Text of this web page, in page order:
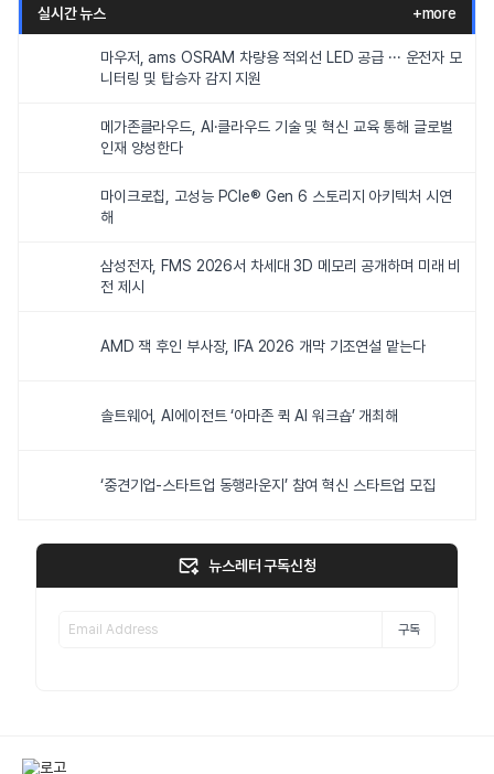
실시간 뉴스 +more
마우저, ams OSRAM 차량용 적외선 LED 공급 ··· 운전자 모
니터링 및 탑승자 감지 지원
메가존클라우드, AI·클라우드 기술 및 혁신 교육 통해 글로벌
인재 양성한다
마이크로칩, 고성능 PCIe® Gen 6 스토리지 아키텍처 시연
해
삼성전자, FMS 2026서 차세대 3D 메모리 공개하며 미래 비
전 제시
AMD 잭 후인 부사장, IFA 2026 개막 기조연설 맡는다
솔트웨어, AI에이전트 ‘아마존 퀵 AI 워크숍’ 개최해
‘중견기업-스타트업 동행라운지’ 참여 혁신 스타트업 모집
뉴스레터 구독신청
구독